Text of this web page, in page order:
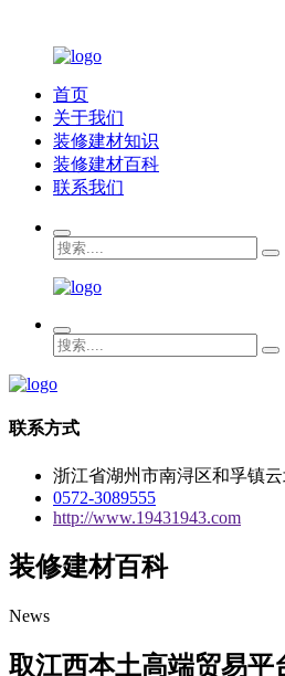
首页
关于我们
装修建材知识
装修建材百科
联系我们
联系方式
浙江省湖州市南浔区和孚镇
0572-3089555
http://www.19431943.com
装修建材百科
News
取江西本土高端贸易平